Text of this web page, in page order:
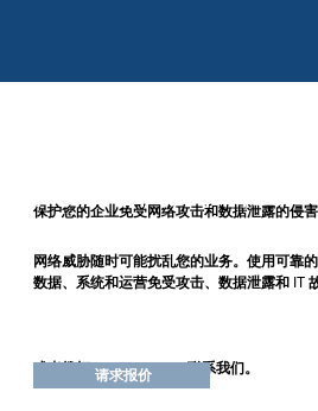
网络威胁随时可能扰乱您的业务。使用可靠
数据、系统和运营免受攻击、数据泄露和 IT
或者拨打 1300 337 276 联系我们。
请求报价
保护您的企业免受网络攻击和数据泄露的侵害